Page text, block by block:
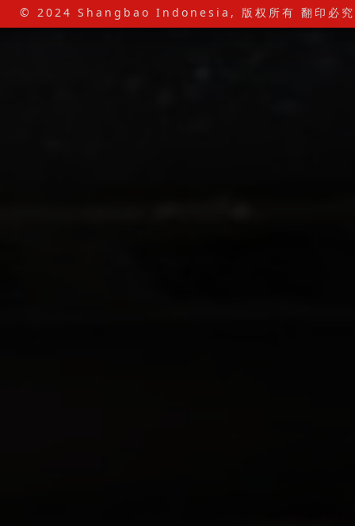
© 2024 Shangbao Indonesia, 版权所有 翻印必